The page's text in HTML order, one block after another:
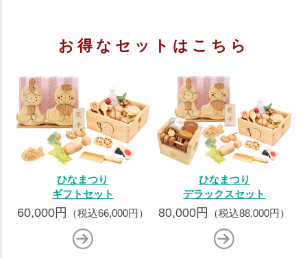
お得なセットはこちら
ひなまつり
ギフトセット
60,000円 （税込66,000円）
ひなまつり
デラックスセット
80,000円 （税込88,000円）